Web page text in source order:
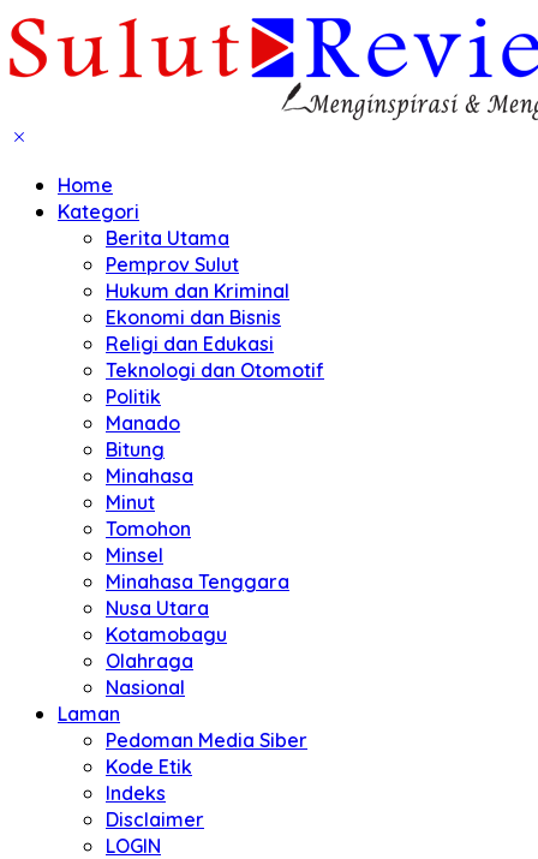
Home
Kategori
Berita Utama
Pemprov Sulut
Hukum dan Kriminal
Ekonomi dan Bisnis
Religi dan Edukasi
Teknologi dan Otomotif
Politik
Manado
Bitung
Minahasa
Minut
Tomohon
Minsel
Minahasa Tenggara
Nusa Utara
Kotamobagu
Olahraga
Nasional
Laman
Pedoman Media Siber
Kode Etik
Indeks
Disclaimer
LOGIN